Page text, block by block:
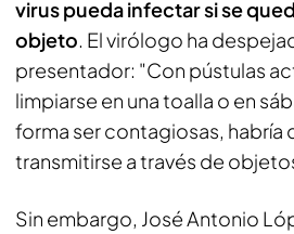
virus pueda infectar si se
objeto. El virólogo ha
presentador: "Con pústulas
limpiarse en una toalla o en
forma ser contagiosas, habría
transmitirse a través de
Sin embargo, José Antonio